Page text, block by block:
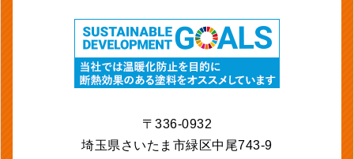
〒336-0932
埼玉県さいたま市緑区中尾743-9